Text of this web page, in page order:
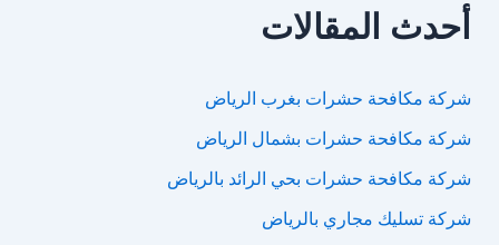
أحدث المقالات
شركة مكافحة حشرات بغرب الرياض
شركة مكافحة حشرات بشمال الرياض
شركة مكافحة حشرات بحي الرائد بالرياض
شركة تسليك مجاري بالرياض